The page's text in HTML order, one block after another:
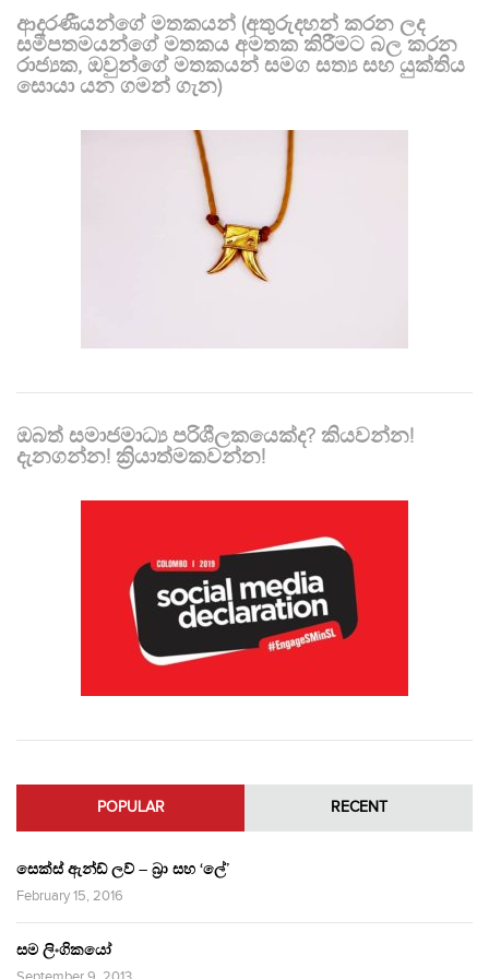
ආදරණීයන්ගේ මතකයන් (අතුරුදහන් කරන ලද
සමීපතමයන්ගේ මතකය අමතක කිරීමට බල කරන
රාජ්‍යක, ඔවුන්ගේ මතකයන් සමග සත්‍ය සහ යුක්තිය
සොයා යන ගමන් ගැන)
ඔබත් සමාජමාධ්‍ය පරිශීලකයෙක්ද? කියවන්න!
දැනගන්න! ක්‍රියාත්මකවන්න!
POPULAR RECENT
සෙක්ස් ඇන්ඩ් ලව් – බ්‍රා සහ ‘ලේ’
February 15, 2016
සම ලිංගිකයෝ